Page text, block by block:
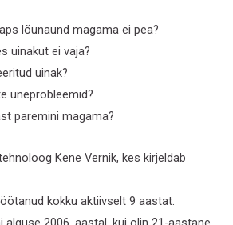
lõunaund magama ei pea?
uinakut ei vaja?
uinak?
uneprobleemid?
paremini magama?
Kene Vernik, kes kirjeldab
kokku aktiivselt 9 aastat.